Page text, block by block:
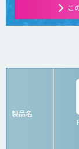
こ
製品名